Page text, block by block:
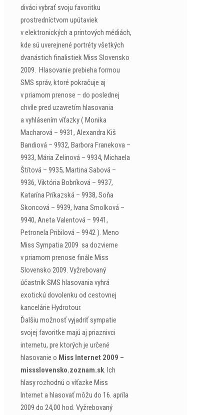
diváci vybrať svoju favoritku
prostredníctvom upútaviek
v elektronických a printových médiách,
kde sú uverejnené portréty všetkých
dvanástich finalistiek Miss Slovensko
2009. Hlasovanie prebieha formou
SMS správ, ktoré pokračuje aj
v priamom prenose – do poslednej
chvíle pred uzavretím hlasovania
a vyhlásením víťazky ( Monika
Macharová – 9931, Alexandra Kiš
Bandiová – 9932, Barbora Franekova –
9933, Mária Zelinová – 9934, Michaela
Štítová – 9935, Martina Sabová –
9936, Viktória Bobríková – 9937,
Katarína Príkazská – 9938, Soňa
Skoncová – 9939, Ivana Smolková –
9940, Aneta Valentová – 9941,
Petronela Pribilová – 9942 ). Meno
Miss Sympatia 2009 sa dozvieme
v priamom prenose finále Miss
Slovensko 2009. Vyžrebovaný
účastník SMS hlasovania vyhrá
exotickú dovolenku od cestovnej
kancelárie Hydrotour.
Ďalšiu možnosť vyjadriť sympatie
svojej favoritke majú aj priaznivci
internetu, pre ktorých je určené
hlasovanie o Miss Internet 2009 –
missslovensko.zoznam.sk. Ich
hlasy rozhodnú o víťazke Miss
Internet a hlasovať môžu do 16. apríla
2009 do 24,00 hod. Vyžrebovaný